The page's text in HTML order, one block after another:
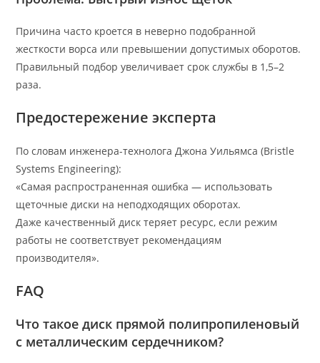
Причина часто кроется в неверно подобранной
жесткости ворса или превышении допустимых оборотов.
Правильный подбор увеличивает срок службы в 1,5–2
раза.
Предостережение эксперта
По словам инженера-технолога Джона Уильямса (Bristle
Systems Engineering):
«Самая распространенная ошибка — использовать
щеточные диски на неподходящих оборотах.
Даже качественный диск теряет ресурс, если режим
работы не соответствует рекомендациям
производителя».
FAQ
Что такое диск прямой полипропиленовый
с металлическим сердечником?